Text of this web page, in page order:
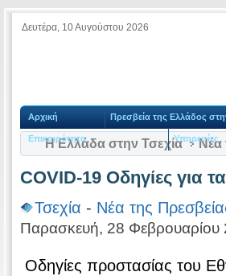
Δευτέρα, 10 Αυγούστου 2026
Αρχική Πρεσβεία της Ελλάδος
Επικαιρότητα Υπηρεσίες
Η Ελλάδα στην Τσεχία Νέα
COVID-19 Οδηγίες για
Τσεχία - Νέα της
Παρασκευή, 28 Φεβρουαρίου
Οδηγίες προστασίας του